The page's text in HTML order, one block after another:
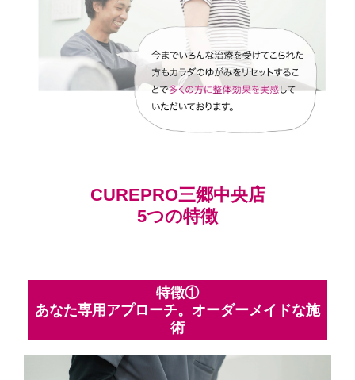
CUREPRO三郷中央店
5つの特徴
特徴①
あなた専用アプローチ。オーダーメイドな施
術